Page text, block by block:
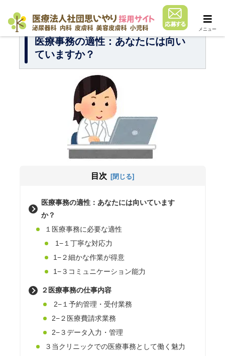
医療事務の適性：あなたには向い
ていますか？
目次
医療事務の適性：あなたには向いています
か？
１医療事務に必要な適性
1−１丁寧な対応力
1−２細かな作業が得意
1−３コミュニケーション能力
２医療事務の仕事内容
2−１予約管理・受付業務
2−２医療費請求業務
2−３データ入力・管理
３当クリニックでの医療事務として働く魅力
メニュー